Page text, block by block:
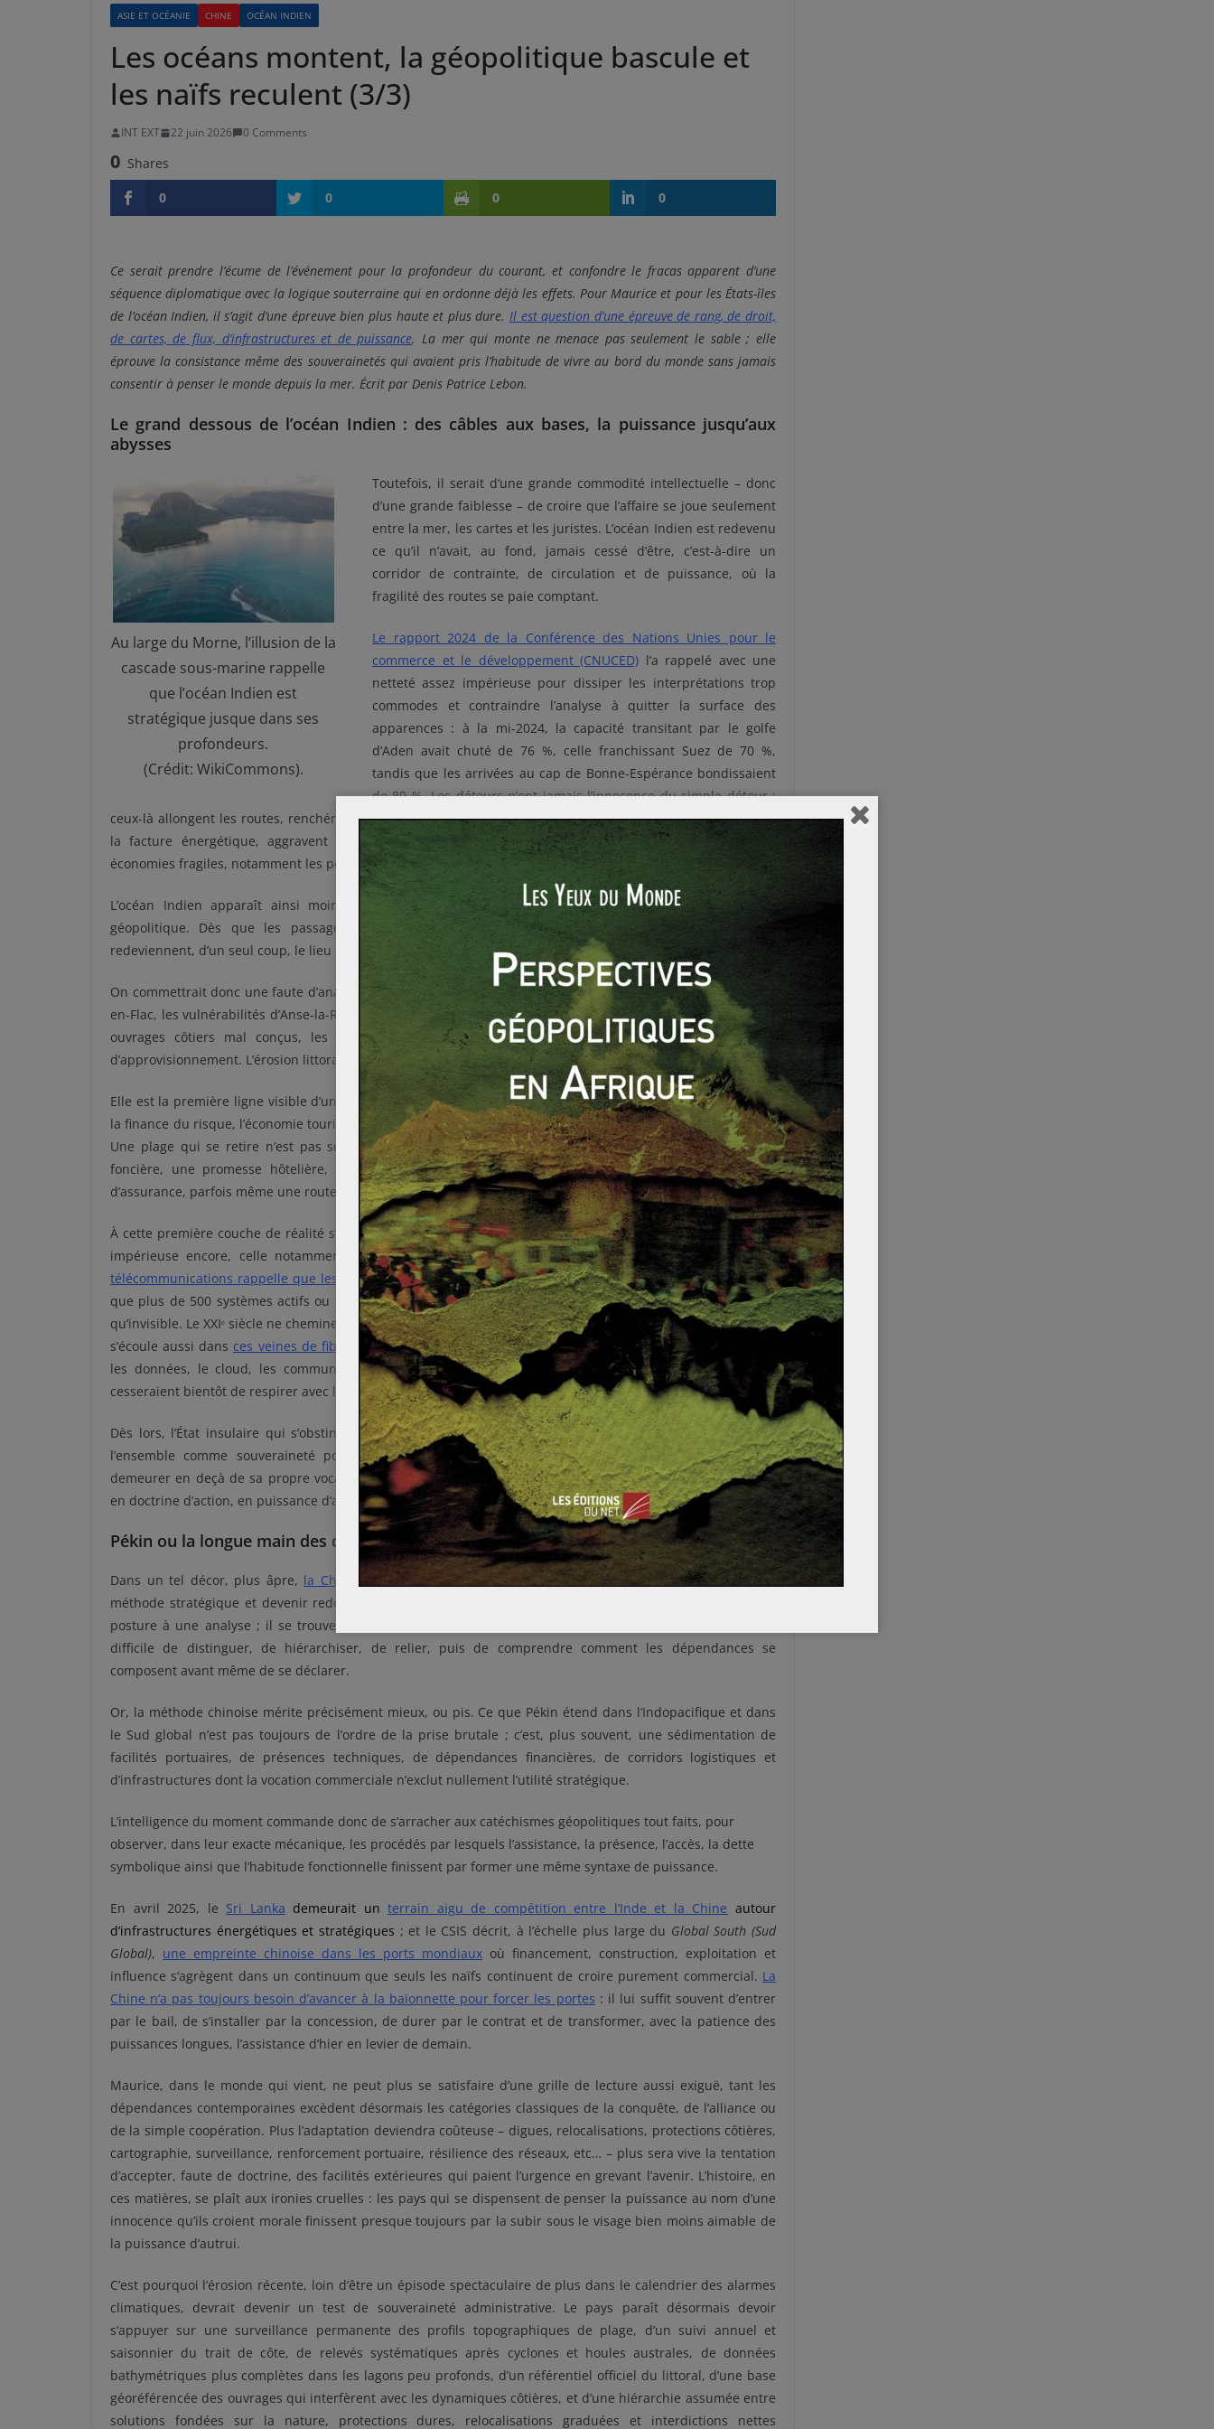
ASIE ET OCÉANIE CHINE OCÉAN INDIEN
Les océans montent, la géopolitique bascule et
les naïfs reculent (3/3)
INT EXT 22 juin 2026 0 Comments
0 Shares
0
0 0 0
Ce serait prendre l’écume de l’événement pour la profondeur du courant, et confondre le fracas apparent d’une
séquence diplomatique avec la logique souterraine qui en ordonne déjà les effets. Pour Maurice et pour les États-îles
de l’océan Indien, il s’agit d’une épreuve bien plus haute et plus dure.Il est question d’une épreuve de rang, de droit,
de cartes, de flux, d’infrastructures et de puissance. La mer qui monte ne menace pas seulement le sable ; elle
éprouve la consistance même des souverainetés qui avaient pris l’habitude de vivre au bord du monde sans jamais
consentir à penser le monde depuis la mer. Écrit par Denis Patrice Lebon.
Le grand dessous de l’océan Indien : des câbles aux bases, la puissance jusqu’aux
abysses
Au large du Morne, l’illusion de la
cascade sous-marine rappelle
que l’océan Indien est
stratégique jusque dans ses
profondeurs.
(Crédit: WikiCommons).
Toutefois, il serait d’une grande commodité intellectuelle – donc
d’une grande faiblesse – de croire que l’affaire se joue seulement
entre la mer, les cartes et les juristes. L’océan Indien est redevenu
ce qu’il n’avait, au fond, jamais cessé d’être, c’est-à-dire un
corridor de contrainte, de circulation et de puissance, où la
fragilité des routes se paie comptant.
Le rapport 2024 de la Conférence des Nations Unies pour le
commerce et le développement (CNUCED) l’a rappelé avec une
netteté assez impérieuse pour dissiper les interprétations trop
commodes et contraindre l’analyse à quitter la surface des
apparences : à la mi-2024, la capacité transitant par le golfe
d’Aden avait chuté de 76 %, celle franchissant Suez de 70 %,
tandis que les arrivées au cap de Bonne-Espérance bondissaient
de 89 %. Les détours n’ont jamais l’innocence du simple détour :
ceux-là allongent les routes, renchérissent les coûts, tendent les chaînes d’approvisionnement, alourdissent
la facture énergétique, aggravent le risque assurantiel et frappent avec une brutalité singulière les
économies fragiles, notamment les petits États insulaires.
L’océan Indien apparaît ainsi moins comme une marge aquatique que comme un espace de vérité
géopolitique. Dès que les passages se troublent, les centres de façade se taisent, et les marges
redeviennent, d’un seul coup, le lieu précis où se révèle la charpente réelle du monde.
On commettrait donc une faute d’analyse en séparant le sable perdu de Tamarin, les reculs projetés de Flic-
en-Flac, les vulnérabilités d’Anse-la-Raie, la situation de Port-Mathurin, les houles australes, les cyclones, les
ouvrages côtiers mal conçus, les routes maritimes, les ports, les assurances ainsi que les chaînes
d’approvisionnement. L’érosion littorale n’est pas un sous-dossier du ministère de l’Environnement.
Elle est la première ligne visible d’un système plus vaste où se rencontrent la mer physique, l’État cadastral,
la finance du risque, l’économie touristique, la sécurité des infrastructures et la projection maritime du pays.
Une plage qui se retire n’est pas seulement un décor qui maigrit ; c’est une assiette fiscale, une valeur
foncière, une promesse hôtelière, un accès public, un équipement collectif, une desserte, une police
d’assurance, parfois même une route ou un réseau, qui commencent à entrer dans la zone grise du futur.
À cette première couche de réalité s’en superpose une autre, plus muette, plus profonde, et peut-être plus
impérieuse encore, celle notamment des grands fonds marins numériques.L’Union internationale des
télécommunications rappelle que les câbles sous-marins portent environ 99 % du trafic Internet mondialet
que plus de 500 systèmes actifs ou planifiés tissent déjà autour du globe une infrastructure aussi décisive
qu’invisible. Le XXIᵉ siècle ne chemine donc pas seulement par les passes, les ports et les routes maritimes ; il
s’écoule aussi dans ces veines de fibre optique étendues sur les lits océaniques
, sans lesquelles la finance,
les données, le cloud, les communications d’État, les transactions et l’économie quotidienne elle-même
cesseraient bientôt de respirer avec leur régularité ordinaire.
Dès lors, l’État insulaire qui s’obstine à ne penser sa souveraineté qu’en surface, sans la concevoir dans
l’ensemble comme souveraineté portuaire, informationnelle, logistique et résiliente, elle risquerait de
demeurer en deçà de sa propre vocation historique, si elle ne convertissait pas ses avantages fonctionnels
en doctrine d’action, en puissance d’arbitrage et en intelligence souveraine du milieu indianocéanique.
Pékin ou la longue main des dépendances consenties
Dans un tel décor, plus âpre, la Chine n’a nul besoin d’être caricaturée
pour constituer un problème de
méthode stratégique et devenir redoutable. Les caricatures ont ceci de commode qu’elles substituent une
posture à une analyse ; il se trouve que l’océan Indien contemporain exige pile l’inverse, notamment l’art
difficile de distinguer, de hiérarchiser, de relier, puis de comprendre comment les dépendances se
composent avant même de se déclarer.
Or, la méthode chinoise mérite précisément mieux, ou pis. Ce que Pékin étend dans l’Indopacifique et dans
le Sud global n’est pas toujours de l’ordre de la prise brutale ; c’est, plus souvent, une sédimentation de
facilités portuaires, de présences techniques, de dépendances financières, de corridors logistiques et
d’infrastructures dont la vocation commerciale n’exclut nullement l’utilité stratégique.
L’intelligence du moment commande donc de s’arracher aux catéchismes géopolitiques tout faits, pour
observer, dans leur exacte mécanique, les procédés par lesquels l’assistance, la présence, l’accès, la dette
symbolique ainsi que l’habitude fonctionnelle finissent par former une même syntaxe de puissance.
En avril 2025, le Sri Lanka demeurait unterrain aigu de compétition entre l’Inde et la Chine autour
d’infrastructures énergétiques et stratégiques ; et le CSIS décrit, à l’échelle plus large du Global South (Sud
Global), une empreinte chinoise dans les ports mondiaux où financement, construction, exploitation et
influence s’agrègent dans un continuum que seuls les naïfs continuent de croire purement commercial. La
Chine n’a pas toujours besoin d’avancer à la baïonnette pour forcer les portes : il lui suffit souvent d’entrer
par le bail, de s’installer par la concession, de durer par le contrat et de transformer, avec la patience des
puissances longues, l’assistance d’hier en levier de demain.
Maurice, dans le monde qui vient, ne peut plus se satisfaire d’une grille de lecture aussi exiguë, tant les
dépendances contemporaines excèdent désormais les catégories classiques de la conquête, de l’alliance ou
de la simple coopération. Plus l’adaptation deviendra coûteuse – digues, relocalisations, protections côtières,
cartographie, surveillance, renforcement portuaire, résilience des réseaux, etc… – plus sera vive la tentation
d’accepter, faute de doctrine, des facilités extérieures qui paient l’urgence en grevant l’avenir. L’histoire, en
ces matières, se plaît aux ironies cruelles : les pays qui se dispensent de penser la puissance au nom d’une
innocence qu’ils croient morale finissent presque toujours par la subir sous le visage bien moins aimable de
la puissance d’autrui.
C’est pourquoi l’érosion récente, loin d’être un épisode spectaculaire de plus dans le calendrier des alarmes
climatiques, devrait devenir un test de souveraineté administrative. Le pays paraît désormais devoir
s’appuyer sur une surveillance permanente des profils topographiques de plage, d’un suivi annuel et
saisonnier du trait de côte, de relevés systématiques après cyclones et houles australes, de données
bathymétriques plus complètes dans les lagons peu profonds, d’un référentiel officiel du littoral, d’une base
géoréférencée des ouvrages qui interfèrent avec les dynamiques côtières, et d’une hiérarchie assumée entre
solutions fondées sur la nature, protections dures, relocalisations graduées et interdictions nettes